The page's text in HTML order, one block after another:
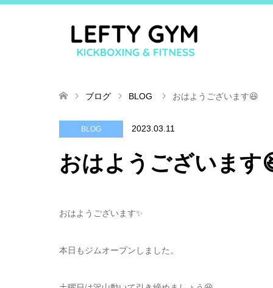
ブログ BLOG おはようございます😆
BLOG 2023.03.11
おはようございます
おはようございます✨
本日もジムオープンしました。